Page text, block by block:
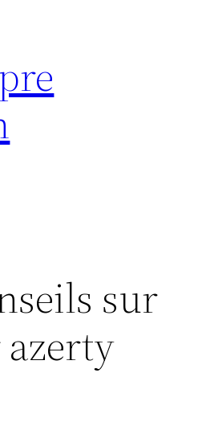
sur